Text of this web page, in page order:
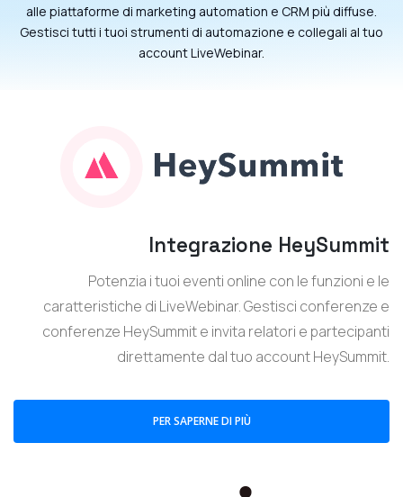
alle piattaforme di marketing automation e CRM più diffuse.
Gestisci tutti i tuoi strumenti di automazione e collegali al tuo
account LiveWebinar.
Integrazione HeySummit
Potenzia i tuoi eventi online con le funzioni e le
caratteristiche di LiveWebinar. Gestisci conferenze e
conferenze HeySummit e invita relatori e partecipanti
direttamente dal tuo account HeySummit.
PER SAPERNE DI PIÙ